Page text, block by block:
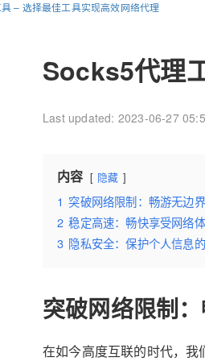
– 选择最佳工具实现高效网络代理
Socks5代理
Last updated: 2023-06-27
内容 隐藏
1 突破网络限制：畅游无边界
2 稳定高速：畅快享受网络
3 隐私安全：保护个人信息
突破网络限制
在如今高度互联的时代，